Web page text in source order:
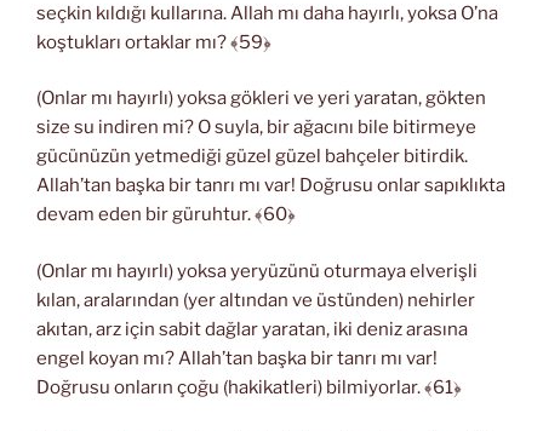
seçkin kıldığı kullarına. Allah mı daha hayırlı, yoksa O’na
koştukları ortaklar mı? ﴾59﴿
(Onlar mı hayırlı) yoksa gökleri ve yeri yaratan, gökten
size su indiren mi? O suyla, bir ağacını bile bitirmeye
gücünüzün yetmediği güzel güzel bahçeler bitirdik.
Allah’tan başka bir tanrı mı var! Doğrusu onlar sapıklıkta
devam eden bir güruhtur. ﴾60﴿
(Onlar mı hayırlı) yoksa yeryüzünü oturmaya elverişli
kılan, aralarından (yer altından ve üstünden) nehirler
akıtan, arz için sabit dağlar yaratan, iki deniz arasına
engel koyan mı? Allah’tan başka bir tanrı mı var!
Doğrusu onların çoğu (hakikatleri) bilmiyorlar. ﴾61﴿